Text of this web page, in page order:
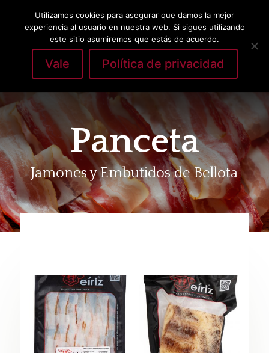
Seleccionar página
Panceta
Jamones y Embutidos de Bellota
Utilizamos cookies para asegurar que damos la mejor
experiencia al usuario en nuestra web. Si sigues utilizando
este sitio asumiremos que estás de acuerdo.
Vale Política de privacidad